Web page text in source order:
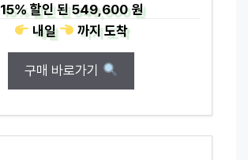
15%할인 된549,600 원
내일
까지도착
구매 바로가기